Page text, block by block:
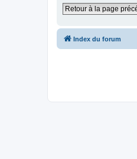
Retour à la page
Index du forum